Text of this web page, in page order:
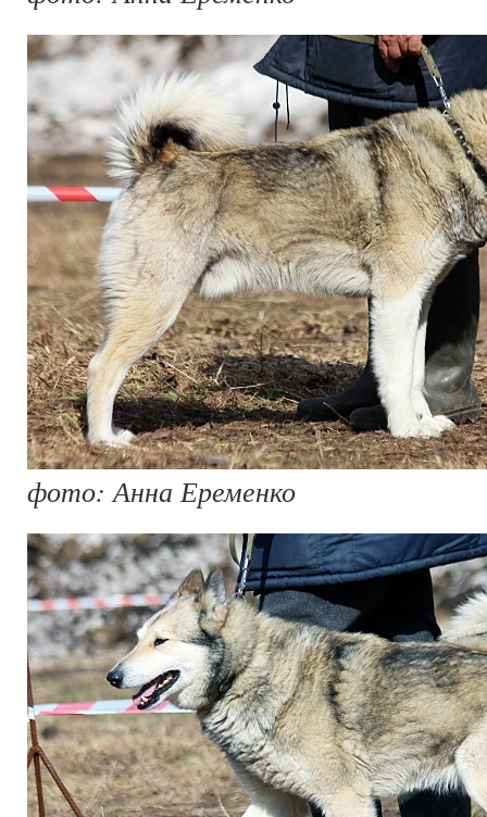
фото: Анна Еременко